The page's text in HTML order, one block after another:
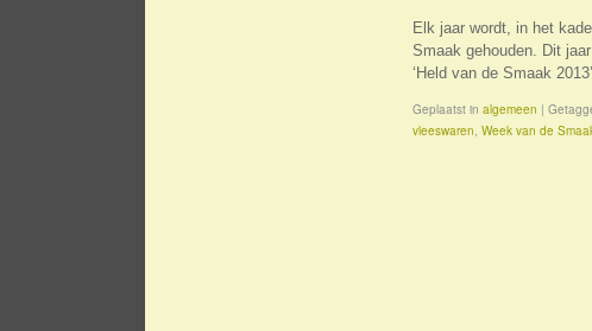
Elk jaar wordt, in het
Smaak gehouden. Dit
‘Held van de Smaak
Geplaatst in algemeen |
vleeswaren, Week van de